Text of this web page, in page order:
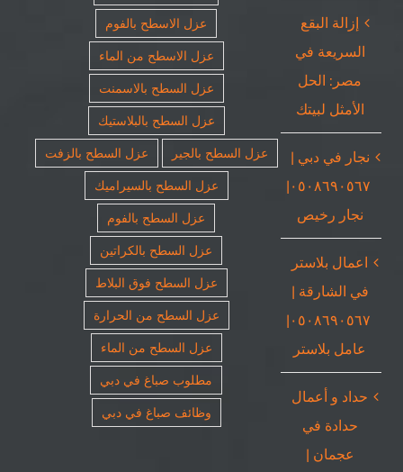
إزالة البقع
السريعة في
مصر: الحل
الأمثل لبيتك
نجار في دبي |
٠٥٠٨٦٩٠٥٦٧|
نجار رخيص
اعمال بلاستر
في الشارقة |
٠٥٠٨٦٩٠٥٦٧|
عامل بلاستر
حداد و أعمال
حدادة في
عجمان |
عزل الاسطح بالفوم
عزل الاسطح من الماء
عزل السطح بالاسمنت
عزل السطح بالبلاستيك
عزل السطح بالجير
عزل السطح بالزفت
عزل السطح بالسيراميك
عزل السطح بالفوم
عزل السطح بالكراتين
عزل السطح فوق البلاط
عزل السطح من الحرارة
عزل السطح من الماء
مطلوب صباغ في دبي
وظائف صباغ في دبي